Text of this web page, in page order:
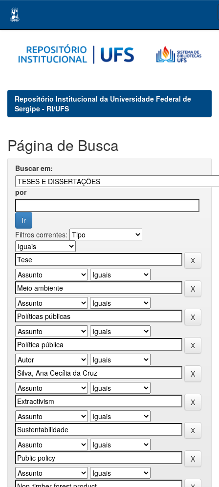
navigation
Repositório Institucional da Universidade Federal de
Sergipe - RI/UFS
Página de Busca
Buscar em:
por
Filtros correntes: